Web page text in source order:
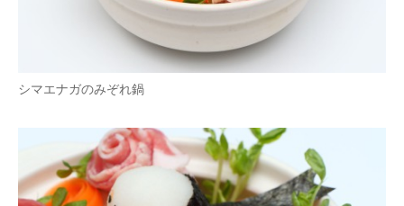
AI活用のいまが分かる
企業ITのトレンドを詳説
マーケ×ITの今がよく分かる
ITエンジニア向け専門サイト
シマエナガのみぞれ鍋